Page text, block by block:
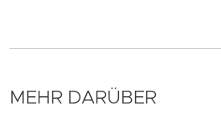
MEHR DARÜBER